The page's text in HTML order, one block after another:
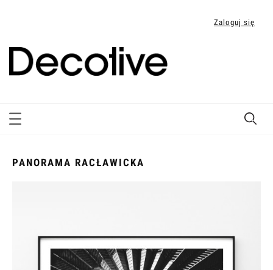
Zaloguj się
PANORAMA RACŁAWICKA